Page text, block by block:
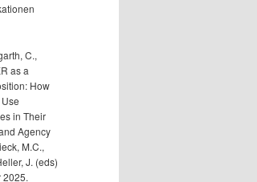
C.,
as a
How
in Their
Agency
M.C.,
J. (eds)
2025.